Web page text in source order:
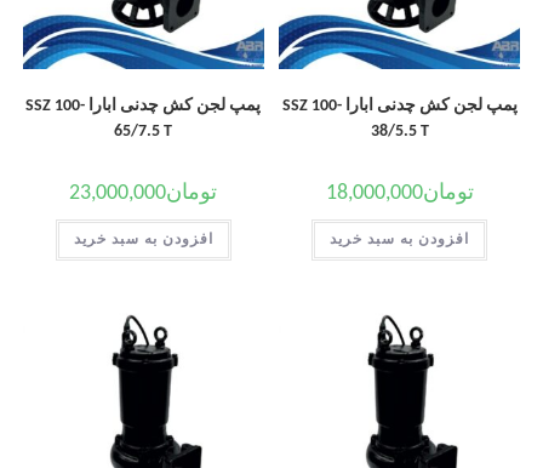
پمپ لجن کش چدنی ابارا SSZ 100-
38/5.5 T
تومان18,000,000
افزودن به سبد خرید
پمپ لجن کش چدنی ابارا SSZ 100-
65/7.5 T
تومان23,000,000
افزودن به سبد خرید